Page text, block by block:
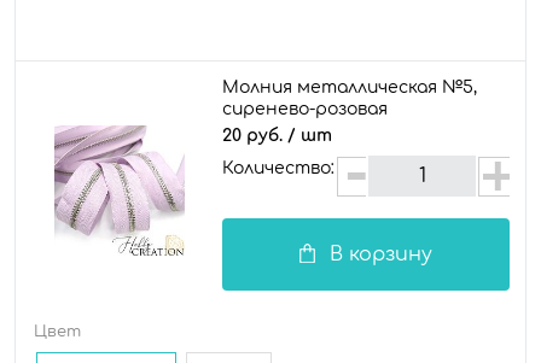
Молния металлическая №5,
сиренево-розовая
20 руб. / шт
Количество:
В корзину
Цвет